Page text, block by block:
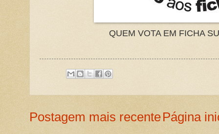
QUEM VOTA EM FICHA
Postagem mais recentePágina